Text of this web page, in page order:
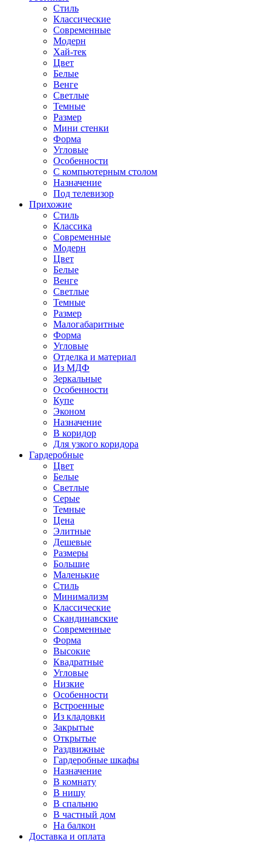
Стиль
Классические
Современные
Модерн
Хай-тек
Цвет
Белые
Венге
Светлые
Темные
Размер
Мини стенки
Форма
Угловые
Особенности
С компьютерным столом
Назначение
Под телевизор
Прихожие
Стиль
Классика
Современные
Модерн
Цвет
Белые
Венге
Светлые
Темные
Размер
Малогабаритные
Форма
Угловые
Отделка и материал
Из МДФ
Зеркальные
Особенности
Купе
Эконом
Назначение
В коридор
Для узкого коридора
Гардеробные
Цвет
Белые
Светлые
Серые
Темные
Цена
Элитные
Дешевые
Размеры
Большие
Маленькие
Стиль
Минимализм
Классические
Скандинавские
Современные
Форма
Высокие
Квадратные
Угловые
Низкие
Особенности
Встроенные
Из кладовки
Закрытые
Открытые
Раздвижные
Гардеробные шкафы
Назначение
В комнату
В нишу
В спальню
В частный дом
На балкон
Доставка и оплата